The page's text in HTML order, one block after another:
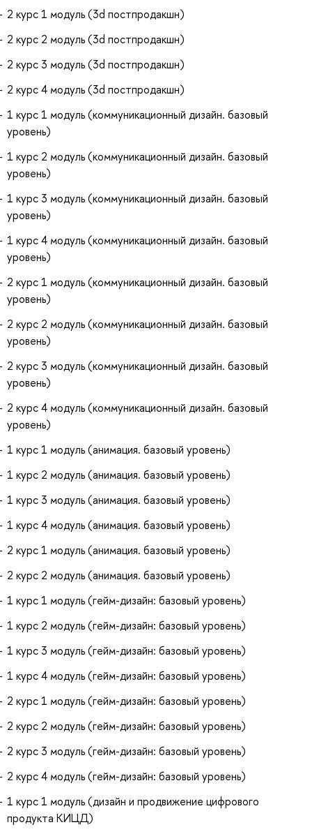
2 курс 1 модуль (3d постпродакшн)
2 курс 2 модуль (3d постпродакшн)
2 курс 3 модуль (3d постпродакшн)
2 курс 4 модуль (3d постпродакшн)
1 курс 1 модуль (коммуникационный дизайн. базовый
уровень)
1 курс 2 модуль (коммуникационный дизайн. базовый
уровень)
1 курс 3 модуль (коммуникационный дизайн. базовый
уровень)
1 курс 4 модуль (коммуникационный дизайн. базовый
уровень)
2 курс 1 модуль (коммуникационный дизайн. базовый
уровень)
2 курс 2 модуль (коммуникационный дизайн. базовый
уровень)
2 курс 3 модуль (коммуникационный дизайн. базовый
уровень)
2 курс 4 модуль (коммуникационный дизайн. базовый
уровень)
1 курс 1 модуль (анимация. базовый уровень)
1 курс 2 модуль (анимация. базовый уровень)
1 курс 3 модуль (анимация. базовый уровень)
1 курс 4 модуль (анимация. базовый уровень)
2 курс 1 модуль (анимация. базовый уровень)
2 курс 2 модуль (анимация. базовый уровень)
1 курс 1 модуль (гейм-дизайн: базовый уровень)
1 курс 2 модуль (гейм-дизайн: базовый уровень)
1 курс 3 модуль (гейм-дизайн: базовый уровень)
1 курс 4 модуль (гейм-дизайн: базовый уровень)
2 курс 1 модуль (гейм-дизайн: базовый уровень)
2 курс 2 модуль (гейм-дизайн: базовый уровень)
2 курс 3 модуль (гейм-дизайн: базовый уровень)
2 курс 4 модуль (гейм-дизайн: базовый уровень)
1 курс 1 модуль (дизайн и продвижение цифрового
продукта КИЦД)